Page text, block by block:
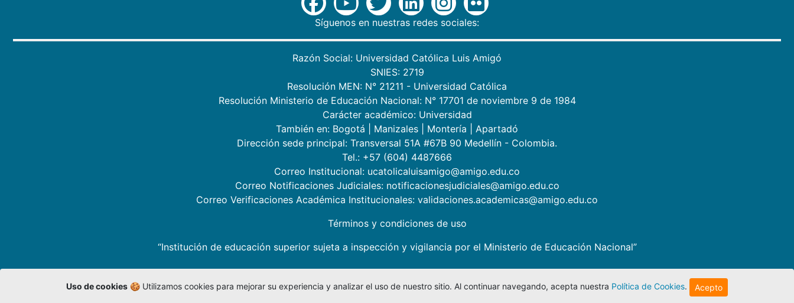
Síguenos en nuestras redes sociales:
Razón Social: Universidad Católica Luis Amigó
SNIES: 2719
Resolución MEN: N° 21211 - Universidad Católica
Resolución Ministerio de Educación Nacional: N° 17701 de noviembre 9 de 1984
Carácter académico: Universidad
También en: Bogotá Manizales Montería
Apartadó
Dirección sede principal: Transversal 51A #67B 90 Medellín - Colombia.
Tel.: +57 (604) 4487666
Correo Institucional: ucatolicaluisamigo@amigo.edu.co
Correo Notificaciones Judiciales: notificacionesjudiciales@amigo.edu.co
Correo Verificaciones Académica Institucionales: validaciones.academicas@amigo.edu.co
Términos y condiciones de uso
“Institución de educación superior sujeta a inspección y vigilancia por el Ministerio de Educación Nacional”
Uso de cookies 🍪 Utilizamos cookies para mejorar su experiencia y analizar el uso de nuestro sitio. Al continuar navegando, acepta nuestra Política de Cookies. Acepto